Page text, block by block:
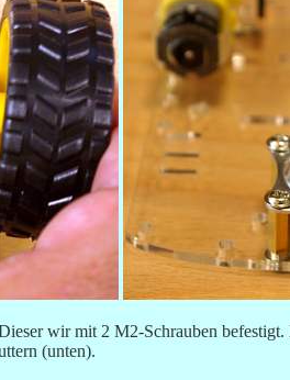
wir mit 2 M2-Schrauben
(unten).